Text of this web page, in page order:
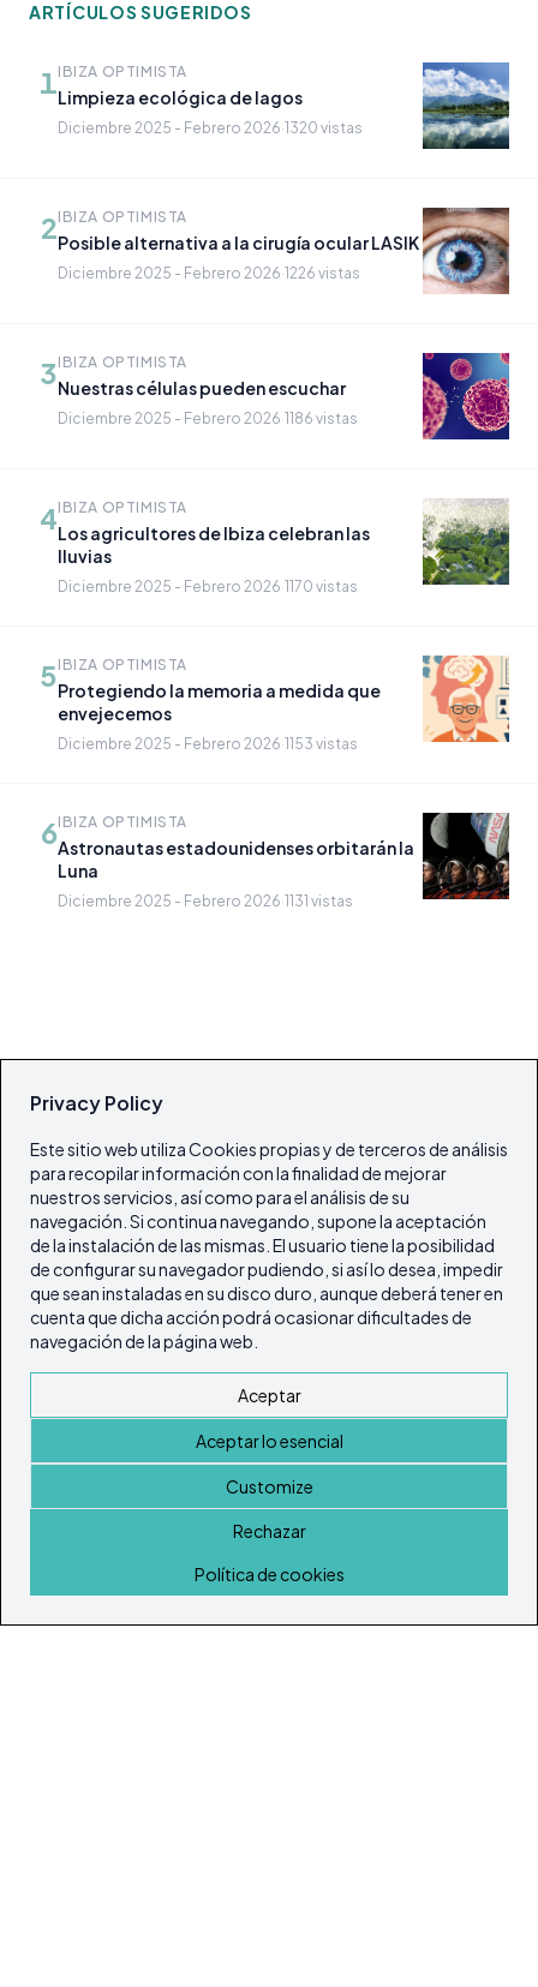
Privacy Policy
Este sitio web utiliza Cookies propias y de terceros de análisis
para recopilar información con la finalidad de mejorar
nuestros servicios, así como para el análisis de su
navegación. Si continua navegando, supone la aceptación
de la instalación de las mismas. El usuario tiene la posibilidad
de configurar su navegador pudiendo, si así lo desea, impedir
que sean instaladas en su disco duro, aunque deberá tener en
cuenta que dicha acción podrá ocasionar dificultades de
navegación de la página web.
Aceptar
Aceptar lo esencial
Customize
Rechazar
Política de cookies
ARTÍCULOS SUGERIDOS
1IBIZA OPTIMISTA
Limpieza ecológica de lagos
Diciembre 2025 - Febrero 2026·1320 vistas
2IBIZA OPTIMISTA
Posible alternativa a la cirugía ocular LASIK
Diciembre 2025 - Febrero 2026·1226 vistas
3IBIZA OPTIMISTA
Nuestras células pueden escuchar
Diciembre 2025 - Febrero 2026·1186 vistas
4IBIZA OPTIMISTA
Los agricultores de Ibiza celebran las
lluvias
Diciembre 2025 - Febrero 2026·1170 vistas
5IBIZA OPTIMISTA
Protegiendo la memoria a medida que
envejecemos
Diciembre 2025 - Febrero 2026·1153 vistas
6IBIZA OPTIMISTA
Astronautas estadounidenses orbitarán la
Luna
Diciembre 2025 - Febrero 2026·1131 vistas